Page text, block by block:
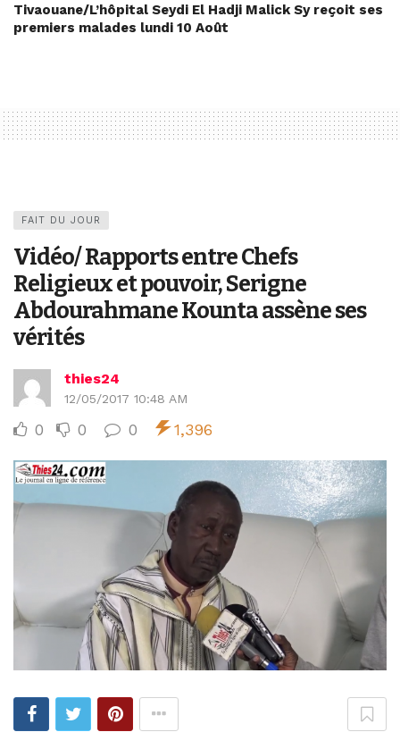
Tivaouane/L’hôpital Seydi El Hadji Malick Sy reçoit ses
premiers malades lundi 10 Août
FAIT DU JOUR
Vidéo/ Rapports entre Chefs
Religieux et pouvoir, Serigne
Abdourahmane Kounta assène ses
vérités
thies24
12/05/2017 10:48 AM
0 0 0 1,396